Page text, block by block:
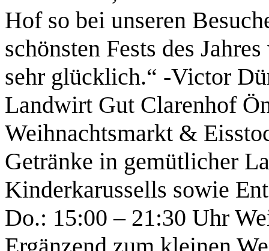
Hof so bei unseren
schönsten Fests des
sehr glücklich.“ -Victor
Landwirt Gut Clarenhof
Weihnachtsmarkt &
Getränke in gemütlicher
Kinderkarussells sowie
Do.: 15:00 – 21:30 Uhr